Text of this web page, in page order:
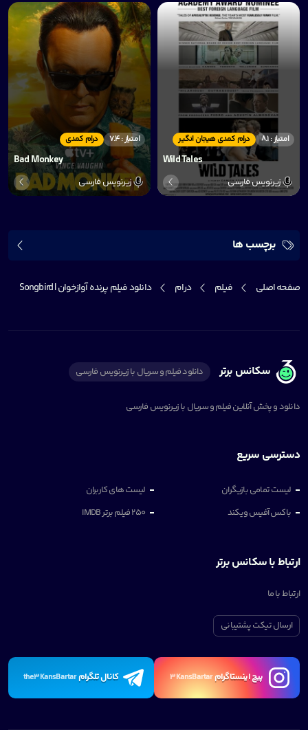
درام کمدی هیجان انگیر امتیاز : 8.1
Wild Tales
زیرنویس فارسی
درام کمدی امتیاز : 7.4
Bad Monkey
زیرنویس فارسی
برچسب ها
صفحه اصلی فیلم درام دانلود فیلم پرنده آوازخوان | Songbird
سکانس برتر دانلود فیلم و سریال با زیرنویس فارسی
دانلود و پخش آنلاین فیلم و سریال با زیرنویس فارسی
دسترسی سریع
لیست تمامی بازیگران
لیست های کاربران
باکس آفیس ویکند
250 فیلم برتر IMDB
ارتباط با سکانس برتر
ارتباط با ما
ارسال تیکت پشتیبانی
پیچ اینستاگرام3KansBartar کانال تلگرامthe3KansBartar